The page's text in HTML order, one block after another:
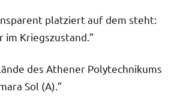
platziert auf dem steht:
im Kriegszustand.”
des Athener Polytechnikums
Sol (A).”